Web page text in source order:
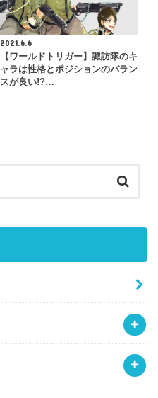
2021.6.6
【ワールドトリガー】諏訪隊のキ
ャラは性格とポジションのバラン
スが良い!?…